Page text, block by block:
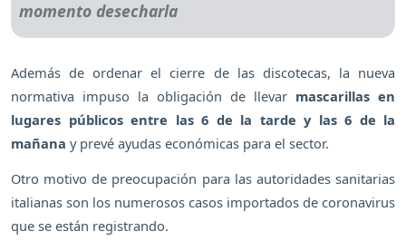
Además de ordenar el cierre de las discotecas, la nueva
normativa impuso la obligación de llevar mascarillas en
lugares públicos entre las 6 de la tarde y las 6 de la
mañana y prevé ayudas económicas para el sector.
Otro motivo de preocupación para las autoridades sanitarias
italianas son los numerosos casos importados de coronavirus
que se están registrando.